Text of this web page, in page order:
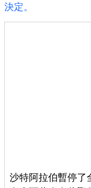
決定。
沙特阿拉伯暫停了